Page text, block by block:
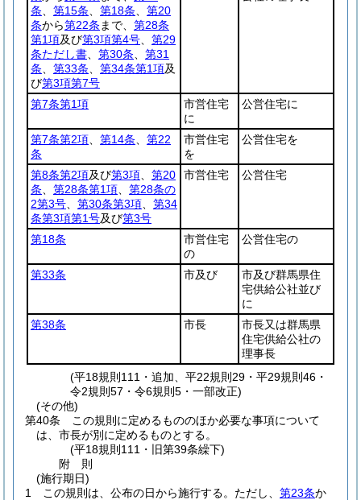
条
第15条 第18条
第20
条から第22条 まで、 第28条
第1項及び第3項第4号
第29
条ただし書
第30条
第31
条
第33条 第34条第1項及
び第3項第7号
第7条第1項
市営住宅
に
公営住宅に
第7条第2項 第14条
第22
条
市営住宅
を
公営住宅を
第8条第2項及び第3項
第20
条
第28条第1項
第28条の
2第3号
第30条第3項
第34
条第3項第1号及び第3号
市営住宅 公営住宅
第18条
市営住宅
の
公営住宅の
第33条 市及び
市及び群馬県住
宅供給公社並び
に
第38条
市長
市長又は群馬県
住宅供給公社の
理事長
(平18規則111・追加、平22規則29・平29規則46・
令2規則57・令6規則5・一部改正)
(その他)
第40条
この規則に定めるもののほか必要な事項について
は、市長が別に定めるものとする。
(平18規則111・旧第39条繰下)
附 則
(施行期日)
1
この規則は、公布の日から施行する。 ただし、 第23条か